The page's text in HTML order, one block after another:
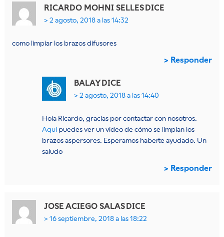
RICARDO MOHNI SELLESDICE
2 agosto, 2018 a las 14:32
como limpiar los brazos difusores
Responder
BALAYDICE
2 agosto, 2018 a las 14:40
Hola Ricardo, gracias por contactar con nosotros.
Aquípuedes ver un vídeo de cómo se limpian los
brazos aspersores. Esperamos haberte ayudado. Un
saludo
Responder
JOSE ACIEGO SALASDICE
16 septiembre, 2018 a las 18:22